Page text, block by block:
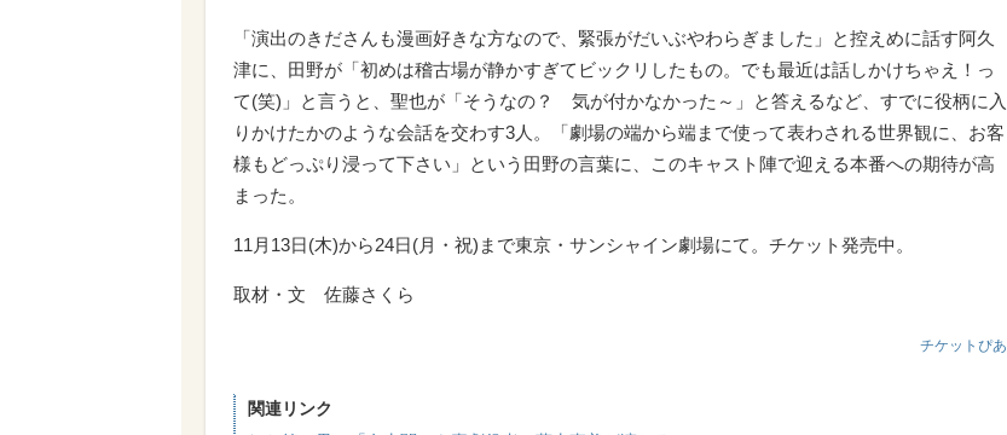
「演出のきださんも漫画好きな方なので、緊張がだいぶやわらぎました」と控えめに話す阿久
津に、田野が「初めは稽古場が静かすぎてビックリしたもの。でも最近は話しかけちゃえ！っ
て(笑)」と言うと、聖也が「そうなの？ 気が付かなかった～」と答えるなど、すでに役柄に入
りかけたかのような会話を交わす3人。「劇場の端から端まで使って表わされる世界観に、お客
様もどっぷり浸って下さい」という田野の言葉に、このキャスト陣で迎える本番への期待が高
まった。
11月13日(木)から24日(月・祝)まで東京・サンシャイン劇場にて。チケット発売中。
取材・文 佐藤さくら
チケットぴあ
関連リンク